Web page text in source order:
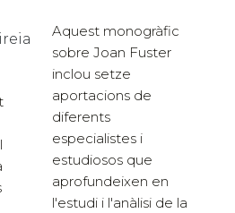
Aquest monogràfic
sobre Joan Fuster
inclou setze
aportacions de
diferents
especialistes i
estudiosos que
aprofundeixen en
l'estudi i l'anàlisi de la